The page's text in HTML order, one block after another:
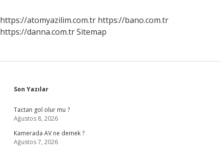
https://atomyazilim.com.tr https://bano.com.tr
https://danna.com.trSitemap
Sidebar
Son Yazılar
Tactan gol olur mu ?
Ağustos 8, 2026
Kamerada AV ne demek ?
Ağustos 7, 2026